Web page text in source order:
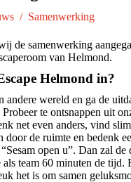
Samenwerking
de samenwerking
van Helmond.
Helmond in?
andere wereld en ga de
te ontsnappen uit
net even anders, vind
door de ruimte en bedenk
open u”. Dan zal de
team 60 minuten de tijd.
het is om samen